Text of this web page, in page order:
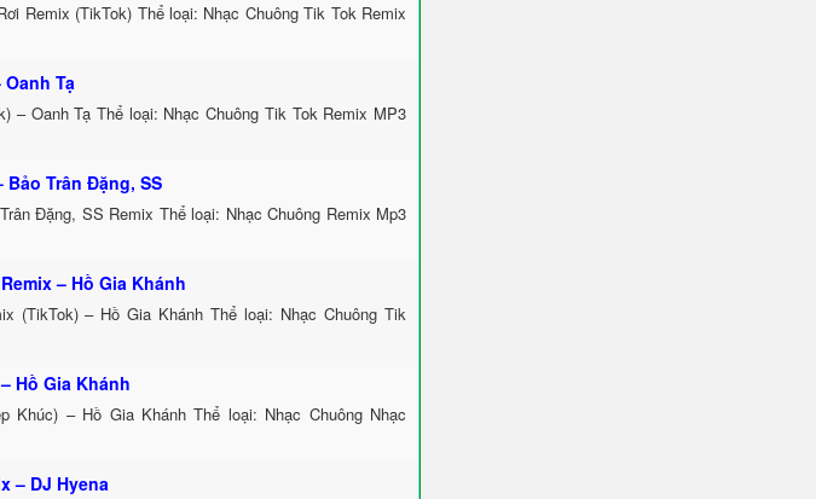
Remix (TikTok) Thể loại: Nhạc Chuông Tik Tok Remix
Tạ
– Oanh Tạ Thể loại: Nhạc Chuông Tik Tok Remix MP3
Trân Đặng, SS
Đặng, SS Remix Thể loại: Nhạc Chuông Remix Mp3
– Hồ Gia Khánh
(TikTok) – Hồ Gia Khánh Thể loại: Nhạc Chuông Tik
Hồ Gia Khánh
Khúc) – Hồ Gia Khánh Thể loại: Nhạc Chuông Nhạc
– DJ Hyena